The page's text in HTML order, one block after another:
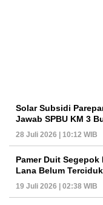
Solar Subsidi
Jawab SPBU KM 3
28 Juli 2026 | 10:12 WIB
Pamer Duit
Lana Belum Terciduk
19 Juli 2026 | 02:38 WIB